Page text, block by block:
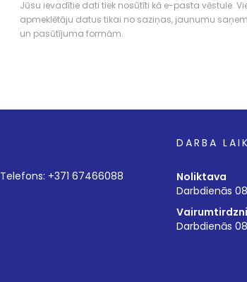
Jūsu ievadītie dati tiek nosūtīti kā e-pasta vēstule.
apmeklētāju datus tikai no saziņas, jaunumu
un pasūtījuma formām.
Telefons: +371 67466088
DARBA
Noliktava
Darbdienās
Darbdienās